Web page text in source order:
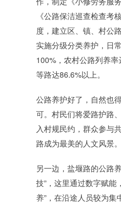
《公路保洁巡查检查考
度，建立区、镇、村公
实施分级分类养护，日
100%，农村公路列养
等路达86.6%以上。
公路养护好了，自然也
可。村民们将爱路护路
入村规民约，群众参与
路成为最美的人文风景。
另一边，盐堰路的公路
技”，这里通过数字赋能
养”，在沿途人员较为集